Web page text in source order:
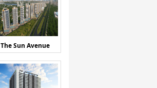
The Sun Avenue